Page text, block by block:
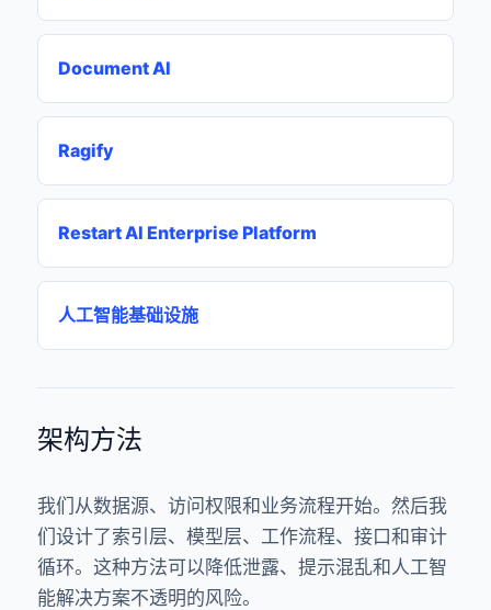
Document AI
Ragify
Restart AI Enterprise Platform
人工智能基础设施
架构方法
我们从数据源、访问权限和业务流程开始。然后我
们设计了索引层、模型层、工作流程、接口和审计
循环。这种方法可以降低泄露、提示混乱和人工智
能解决方案不透明的风险。